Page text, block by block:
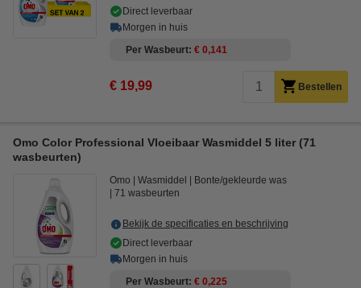
Direct leverbaar
Morgen in huis
Per Wasbeurt € 0,141
€ 19,99 Bestellen
Omo Color Professional Vloeibaar Wasmiddel 5 liter (71
wasbeurten)
Omo Wasmiddel
Bonte/gekleurde was
71 wasbeurten
Bekijk de specificaties en beschrijving
Direct leverbaar
Morgen in huis
Per Wasbeurt € 0,225